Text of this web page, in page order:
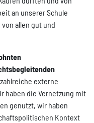
an unserer Schule
allen gut und
externe
haben die Vernetzung mit
genutzt, wir haben
Kontext